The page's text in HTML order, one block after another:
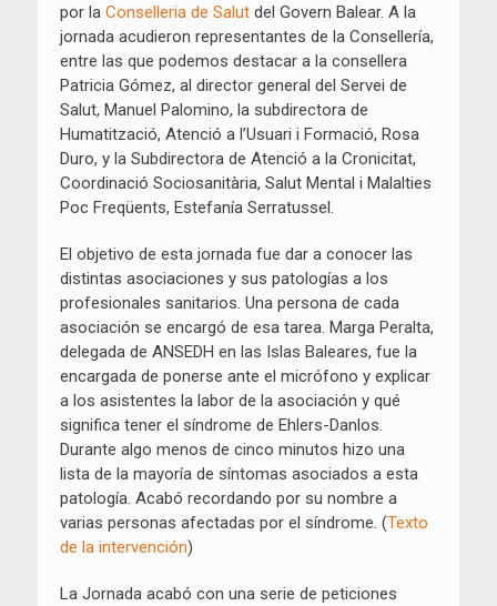
por la Conselleria de Salut del Govern Balear. A la
jornada acudieron representantes de la Consellería,
entre las que podemos destacar a la consellera
Patricia Gómez, al director general del Servei de
Salut, Manuel Palomino, la subdirectora de
Humatització, Atenció a l’Usuari i Formació, Rosa
Duro, y la Subdirectora de Atenció a la Cronicitat,
Coordinació Sociosanitària, Salut Mental i Malalties
Poc Freqüents, Estefanía Serratussel.
El objetivo de esta jornada fue dar a conocer las
distintas asociaciones y sus patologías a los
profesionales sanitarios. Una persona de cada
asociación se encargó de esa tarea. Marga Peralta,
delegada de ANSEDH en las Islas Baleares, fue la
encargada de ponerse ante el micrófono y explicar
a los asistentes la labor de la asociación y qué
significa tener el síndrome de Ehlers-Danlos.
Durante algo menos de cinco minutos hizo una
lista de la mayoría de síntomas asociados a esta
patología. Acabó recordando por su nombre a
varias personas afectadas por el síndrome. (Texto
de la intervención)
La Jornada acabó con una serie de peticiones